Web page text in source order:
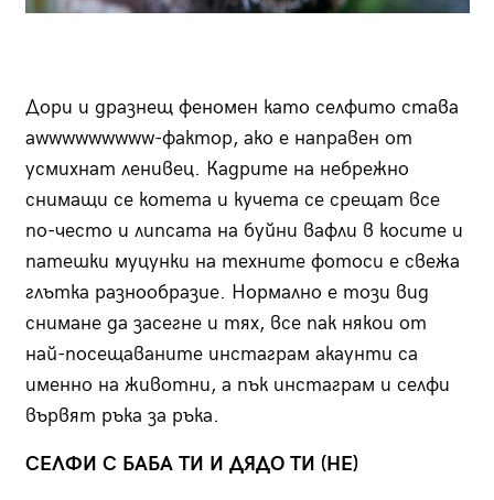
Дори и дразнещ феномен като селфито става
awwwwwwwww-фактор, ако е направен от
усмихнат ленивец. Кадрите на небрежно
снимащи се котета и кучета се срещат все
по-често и липсата на буйни вафли в косите и
патешки муцунки на техните фотоси е свежа
глътка разнообразие. Нормално е този вид
снимане да засегне и тях, все пак някои от
най-посещаваните инстаграм акаунти са
именно на животни, а пък инстаграм и селфи
вървят ръка за ръка.
СЕЛФИ С БАБА ТИ И ДЯДО ТИ (НЕ)